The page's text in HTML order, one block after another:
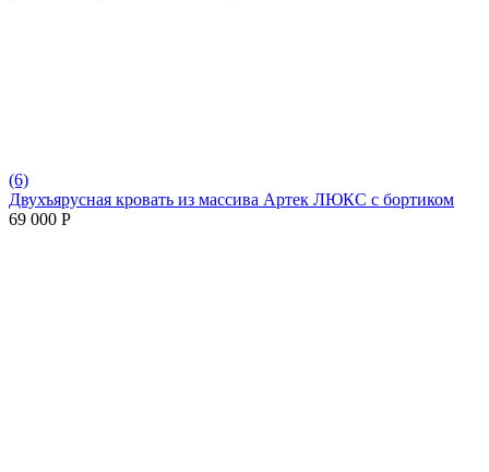
(6)
Двухъярусная кровать из массива Артек ЛЮКС с бортиком
69 000 Р